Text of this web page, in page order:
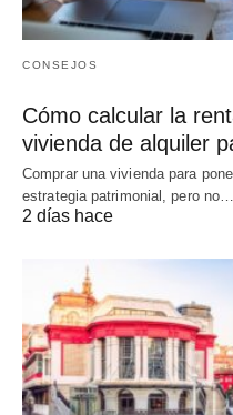
CONSEJOS
Cómo calcular la
vivienda de alquiler
Comprar una vivienda para
estrategia patrimonial, pero no…
2 días hace